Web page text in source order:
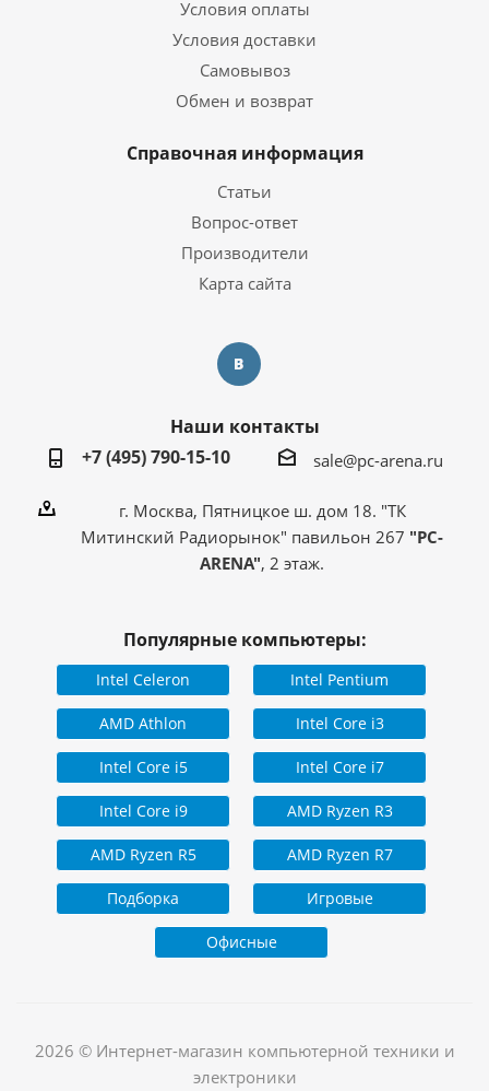
Условия оплаты
Условия доставки
Самовывоз
Обмен и возврат
Справочная информация
Статьи
Вопрос-ответ
Производители
Карта сайта
Наши контакты
+7 (495) 790-15-10
sale@pc-arena.ru
г. Москва, Пятницкое ш. дом 18. "ТК
Митинский Радиорынок" павильон 267 "PC-
ARENA", 2 этаж.
Популярные компьютеры:
Intel Celeron Intel Pentium
AMD Athlon Intel Core i3
Intel Core i5 Intel Core i7
Intel Core i9 AMD Ryzen R3
AMD Ryzen R5 AMD Ryzen R7
Подборка Игровые
Офисные
2026 © Интернет-магазин компьютерной техники и
электроники